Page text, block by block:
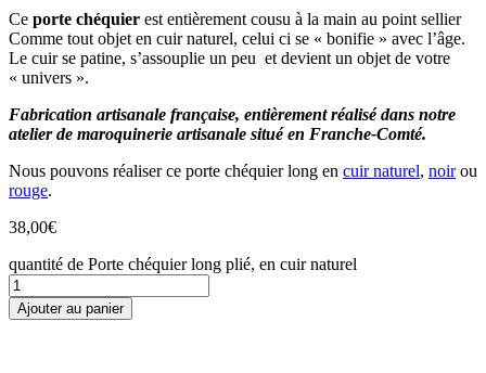
Ce porte chéquier est entièrement cousu à la main au point sellier
Comme tout objet en cuir naturel, celui ci se « bonifie » avec l’âge.
Le cuir se patine, s’assouplie un peu et devient un objet de votre
« univers ».
Fabrication artisanale française, entièrement réalisé dans notre
atelier de maroquinerie artisanale situé en Franche-Comté.
Nous pouvons réaliser ce porte chéquier long en cuir naturel, noirou
rouge.
38,00€
quantité de Porte chéquier long plié, en cuir naturel
Ajouter au panier